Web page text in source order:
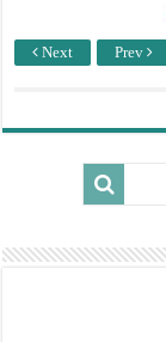
Next Prev